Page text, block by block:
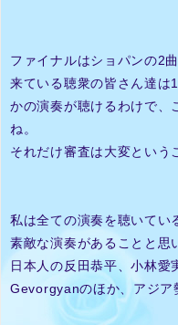
ファイナルはショパンの2
来ている聴衆の皆さん達は
かの演奏が聴けるわけで、
ね。
それだけ審査は大変という
私は全ての演奏を聴いてい
素敵な演奏があることと思
日本人の反田恭平、小林
Gevorgyanのほか、アジア